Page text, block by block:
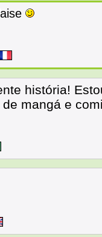
história!
de mangá e